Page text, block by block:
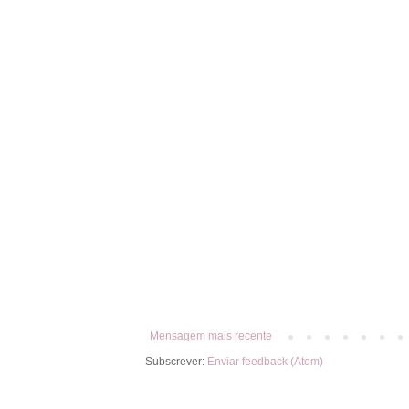
Mensagem mais recente
Subscrever: Enviar feedback (Atom)